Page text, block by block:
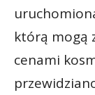
którą mogą
cenami